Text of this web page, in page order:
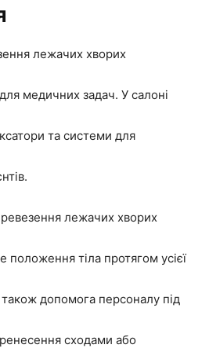
лежачих хворих
медичних задач. У салоні
та системи для
лежачих хворих
положення тіла протягом усієї
також допомога персоналу під
сходами або